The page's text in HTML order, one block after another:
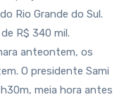
Rio Grande do Sul.
R$ 340 mil.
anteontem, os
O presidente Sami
meia hora antes